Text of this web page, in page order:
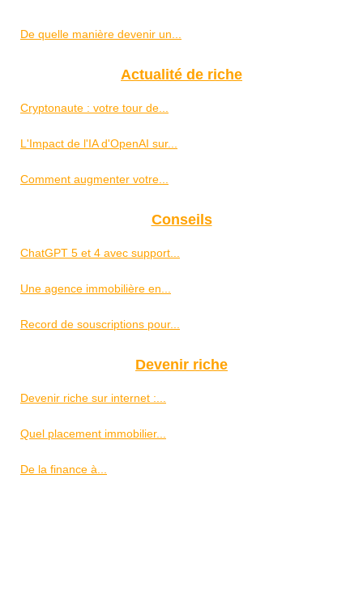
De quelle manière devenir un...
Actualité de riche
Cryptonaute : votre tour de...
L'Impact de l'IA d'OpenAI sur...
Comment augmenter votre...
Conseils
ChatGPT 5 et 4 avec support...
Une agence immobilière en...
Record de souscriptions pour...
Devenir riche
Devenir riche sur internet :...
Quel placement immobilier...
De la finance à...